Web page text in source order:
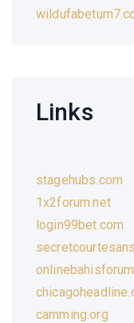
Links
stagehubs.com
1x2forum.net
login99bet.com
camming.org